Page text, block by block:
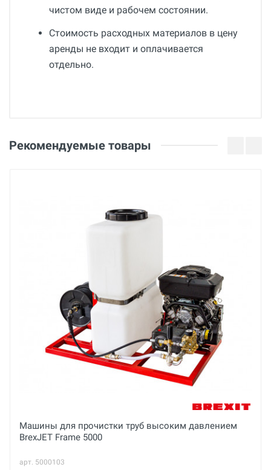
чистом виде и рабочем состоянии.
Стоимость расходных материалов в цену
аренды не входит и оплачивается
отдельно.
Беларусь
Оценка
Ваше сообщение
Рекомендуемые товары
Машины для прочистки труб высоким давлением
BrexJET Frame 5000
арт. 5000103